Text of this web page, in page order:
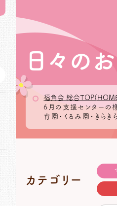
日々の
福角会 総合
6月の支援センターの
育園・くるみ園・きら
カテゴリー